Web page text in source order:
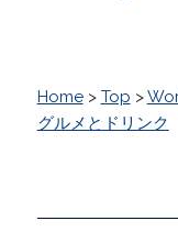
Home> Top >
グルメとドリンク